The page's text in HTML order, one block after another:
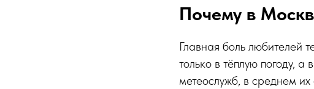
Почему в
Главная боль любителей
только в тёплую погоду,
метеослужб, в среднем